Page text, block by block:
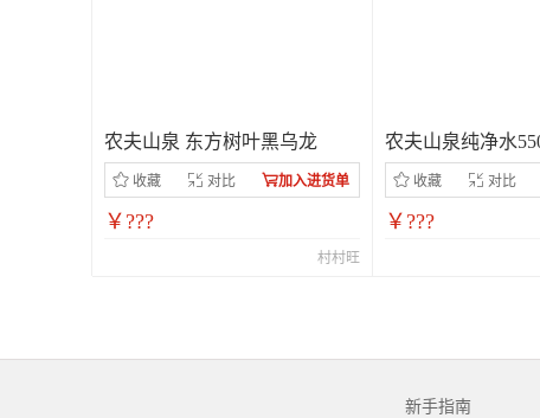
农夫山泉 东方树叶黑乌龙
收藏 对比 加入进货单
￥???
村村旺
农夫山泉纯净水
收藏 对比
￥???
新手指南